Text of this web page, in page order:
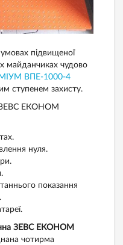
підвищеної
майданчиках чудово
ВПЕ-1000-4
ступенем захисту.
ЗЕВС ЕКОНОМ
нуля.
показання
ЗЕВС ЕКОНОМ
чотирма